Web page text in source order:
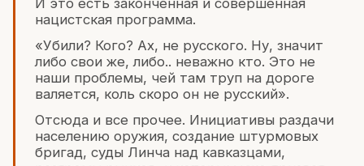
нацистская программа.
«Убили? Кого? Ах, не русского. Ну, значит
либо свои же, либо.. неважно кто. Это не
наши проблемы, чей там труп на дороге
валяется, коль скоро он не русский».
Отсюда и все прочее. Инициативы раздачи
населению оружия, создание штурмовых
бригад, суды Линча над кавказцами,